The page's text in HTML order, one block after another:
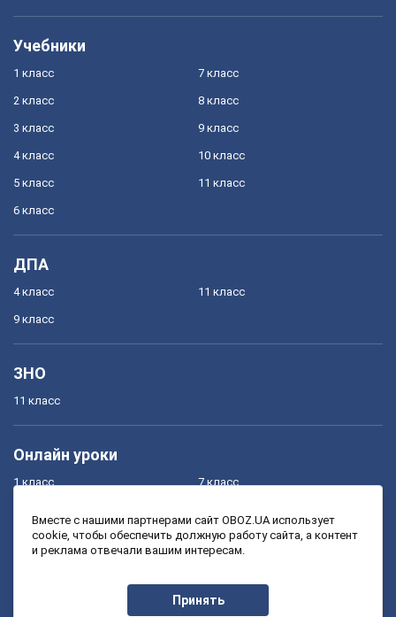
Учебники
1 класс
2 класс
3 класс
4 класс
5 класс
6 класс
7 класс
8 класс
9 класс
10 класс
11 класс
ДПА
4 класс
9 класс
11 класс
ЗНО
11 класс
Онлайн уроки
1 класс
3 класс
7 класс
9 класс
Вместе с нашими партнерами сайт OBOZ.UA использует
cookie, чтобы обеспечить должную работу сайта, а контент
и реклама отвечали вашим интересам.
Принять